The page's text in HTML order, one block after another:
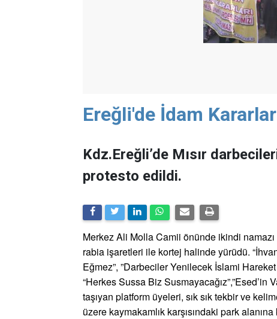
Ereğli'de İdam
Kdz.Ereğli’de Mısır
protesto edildi.
Merkez Ali Molla Camii önünde ikindi
rabia işaretleri ile kortej halinde yürüdü.
Eğmez”, ”Darbeciler Yenilecek İslami Hareket
“Herkes Sussa Biz Susmayacağız”,”Esed’in
taşıyan platform üyeleri, sık sık tekbir ve
üzere kaymakamlık karşısındaki park